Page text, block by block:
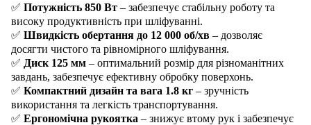
✅ Потужність 850 Вт – забезпечує стабільну роботу та
високу продуктивність при шліфуванні.
✅ Швидкість обертання до 12 000 об/хв – дозволяє
досягти чистого та рівномірного шліфування.
✅ Диск 125 мм – оптимальний розмір для різноманітних
завдань, забезпечує ефективну обробку поверхонь.
✅ Компактний дизайн та вага 1.8 кг – зручність
використання та легкість транспортування.
✅ Ергономічна рукоятка – знижує втому рук і забезпечує